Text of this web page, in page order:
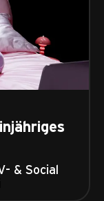
& Social